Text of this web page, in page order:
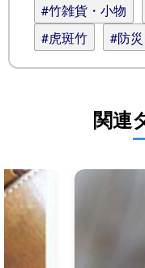
#竹雑貨・小物
#虎斑竹
#防災
関連